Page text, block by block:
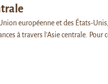
européenne et des États-
à travers l'Asie centrale. Pour